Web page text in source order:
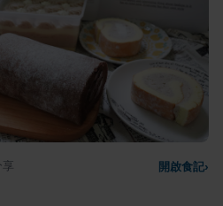
享 開啟食記›